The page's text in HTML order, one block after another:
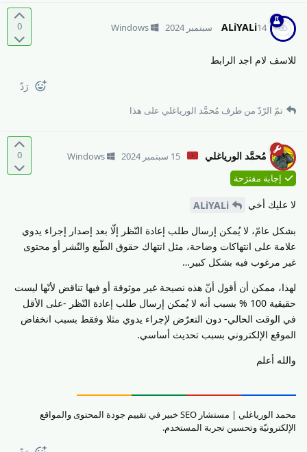
0 ALiYALi14 سبتمبر 2024 Windows
للاسف لام اجد الرابط
رَدّ
تمّ الرّدّ من طرف مُحمَّد الورياغلي على هذا
0 مُحمَّد الورياغلي 15 سبتمبر 2024
Windows
إجابة مقترَحة
لا عليك أخي
ALiYALi
بشكل عامّ، لا يُمكن إرسال طلب إعادة النّظر إلّا بعد إصدار إجراء يدوي
علامة على انتهاكات وضاحة، مثل انتهاك حقوق الطّبع والنّشر أو محتوى
غير مرغوب فيه بشكل كبير…
لهذا، ممكن أن أقول أنّ هذه نصيحة غير موثوقة أو فيها تناقض لأنّها ليست
حقيقية 100 % بسبب أنه لا يُمكن إرسال طلب إعادة النّظر -على الأقل
في الوقت الحالي- دون التعرّض لإجراء يدوي مثلا وفقط بسبب انخفاض
الموقع الإلكتروني بسبب تحديث أساسي.
والله أعلم
محمد الورياغلي | مستشار SEO خبير في تقييم جودة المحتوى والمواقع
الإلكترونيّة وتحسين تجربة المستخدم.